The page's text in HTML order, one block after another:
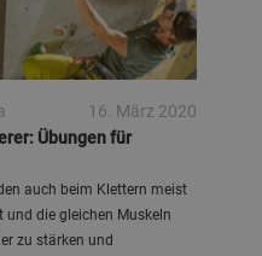
16. März 2020
Übungen für
auch beim Klettern meist
die gleichen Muskeln
zu stärken und